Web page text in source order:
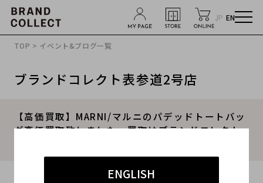
JP EN
ENGLISH
TOP > イベント&ブログ一覧
ブランドコレクト表参道2号店
【高価買取】MARNI/マルニのパデッドトートバッ
グ高価買取致しました。買取はブランドコレクト